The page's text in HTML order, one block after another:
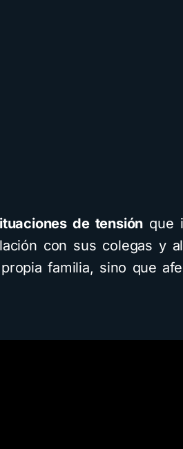
de tensión que
con sus colegas y
familia, sino que